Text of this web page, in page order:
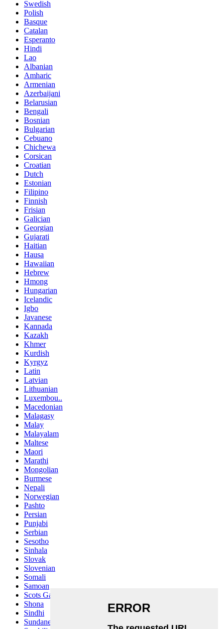
Swedish
Polish
Basque
Catalan
Esperanto
Hindi
Lao
Albanian
Amharic
Armenian
Azerbaijani
Belarusian
Bengali
Bosnian
Bulgarian
Cebuano
Chichewa
Corsican
Croatian
Dutch
Estonian
Filipino
Finnish
Frisian
Galician
Georgian
Gujarati
Haitian
Hausa
Hawaiian
Hebrew
Hmong
Hungarian
Icelandic
Igbo
Javanese
Kannada
Kazakh
Khmer
Kurdish
Kyrgyz
Latin
Latvian
Lithuanian
Luxembou..
Macedonian
Malagasy
Malay
Malayalam
Maltese
Maori
Marathi
Mongolian
Burmese
Nepali
Norwegian
Pashto
Persian
Punjabi
Serbian
Sesotho
Sinhala
Slovak
Slovenian
Somali
Samoan
Scots Gaelic
Shona
Sindhi
Sundanese